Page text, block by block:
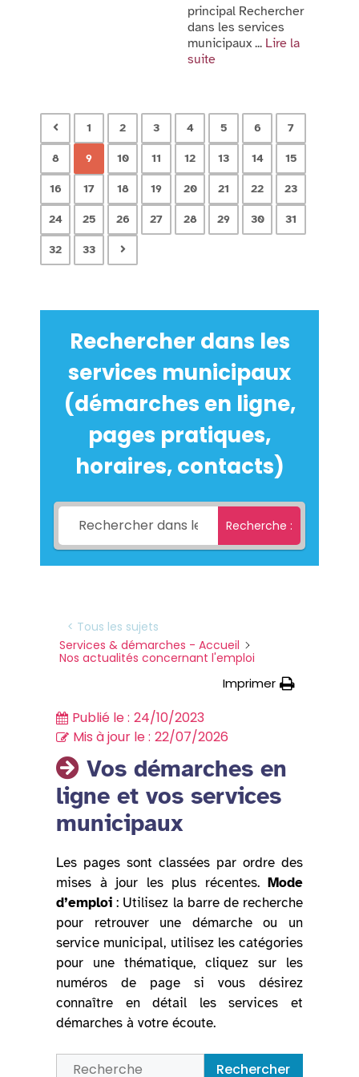
principal Rechercher
dans les services
municipaux ... Lire la
suite
1 2 3 4 5 6 7
8 9 10 11 12 13 14 15
16 17 18 19 20 21 22 23
24 25 26 27 28 29 30 31
32 33
Rechercher dans les
services municipaux
(démarches en ligne,
pages pratiques,
horaires, contacts)
Recherche :
< Tous les sujets
Services & démarches - Accueil
Nos actualités concernant l'emploi
Imprimer
Publié le : 24/10/2023
Mis à jour le : 22/07/2026
Vos démarches en
ligne et vos services
municipaux
Les pages sont classées par ordre des
mises à jour les plus récentes. Mode
d’emploi : Utilisez la barre de recherche
pour retrouver une démarche ou un
service municipal, utilisez les catégories
pour une thématique, cliquez sur les
numéros de page si vous désirez
connaître en détail les services et
démarches à votre écoute.
Rechercher